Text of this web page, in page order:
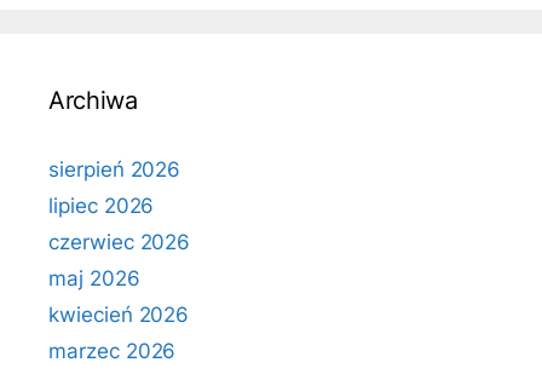
Archiwa
sierpień 2026
lipiec 2026
czerwiec 2026
maj 2026
kwiecień 2026
marzec 2026